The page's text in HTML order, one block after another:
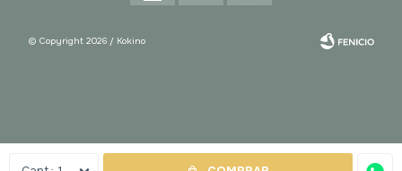
© Copyright 2026 / Kokino